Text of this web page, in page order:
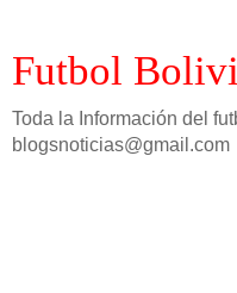
Futbol
Toda la Información del
blogsnoticias@gmail.com